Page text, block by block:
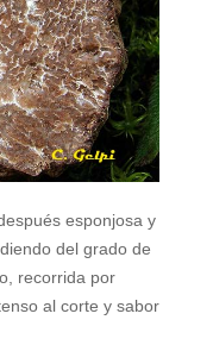
esponjosa y
del grado de
recorrida por
al corte y sabor